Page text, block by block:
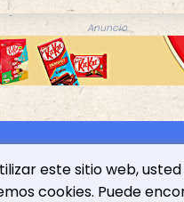
este sitio web,
cookies. Puede
Anuncio